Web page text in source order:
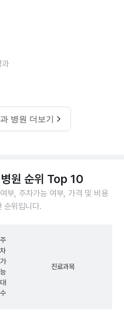
과
병원 더보기
원 순위 Top 10
부, 주차가능 여부, 가격 및 비용
순위입니다.
주
차
가
능
대
수
진료과목